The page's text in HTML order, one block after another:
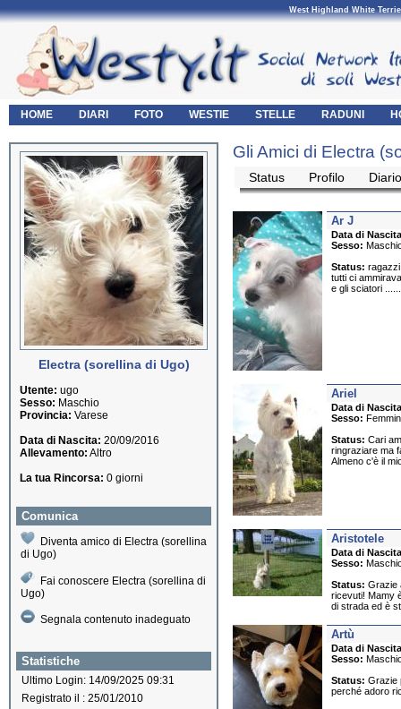
West Highland White
HOME DIARI FOTO WESTIE STELLE RADUNI
Electra (sorellina di Ugo)
Utente: ugo
Sesso: Maschio
Provincia: Varese
Data di Nascita: 20/09/2016
Allevamento: Altro
La tua Rincorsa: 0 giorni
Comunica
Diventa amico di Electra (sorellina
di Ugo)
Fai conoscere Electra (sorellina di
Ugo)
Segnala contenuto inadeguato
Statistiche
Ultimo Login: 14/09/2025 09:31
Registrato il : 25/01/2010
Gli Amici di Electra
Status Profilo Diario
Ar J
Data di
Sesso:
Status:
tutti ci
e gli sciatori
Ariel
Data di
Sesso:
Status: Cari
ringraziare ma
Almeno c'è il
Aristotele
Data di
Sesso:
Status: Grazie
ricevuti! Mamy
di strada ed è
Artù
Data di
Sesso:
Status: Grazie
perché adoro